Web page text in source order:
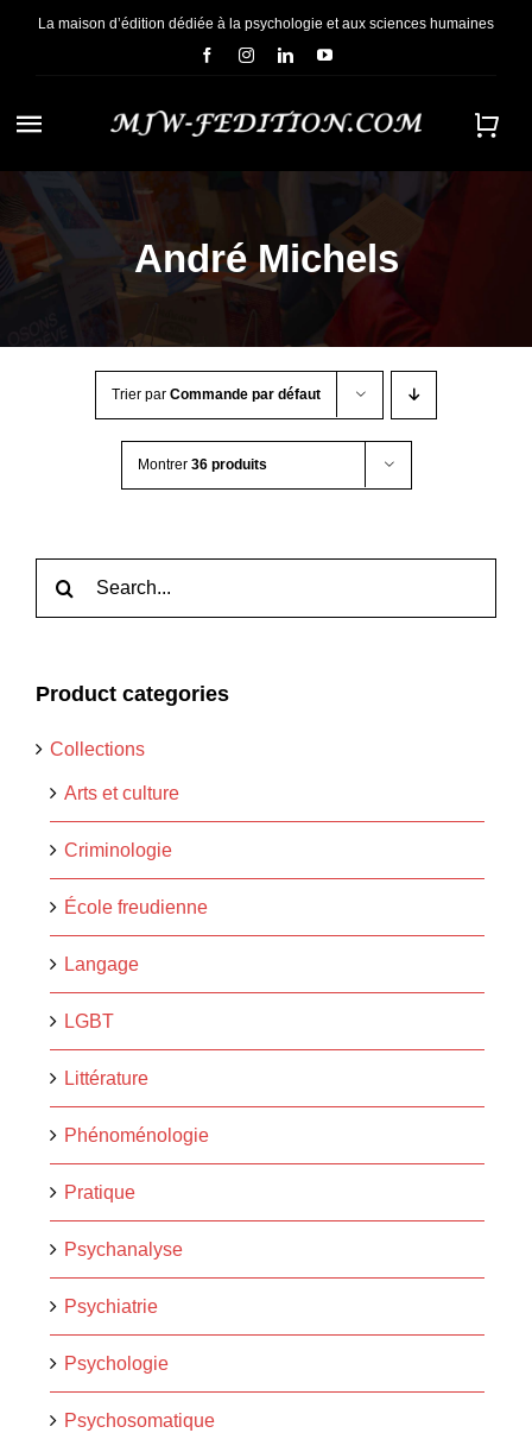
PasserLa maison d’édition dédiée à la psychologie et aux sciences humaines
Navigation
à
bascule
ACCUEIL
NOUS CONNAÎTRE
CONTACT
André Michels
Trier par Commande par défaut
Montrer 36 produits
Product categories
Collections
Arts et culture
Criminologie
École freudienne
Langage
LGBT
Littérature
Phénoménologie
Pratique
Psychanalyse
Psychiatrie
Psychologie
Psychosomatique